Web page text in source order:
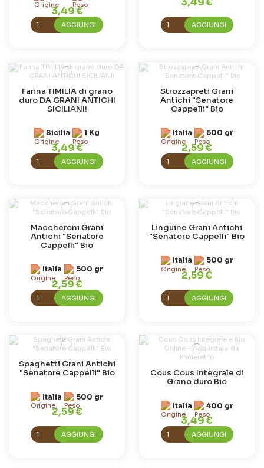
3,49 €
AGGIUNGI AGGIUNGI
Farina TIMILIA di grano
duro DA GRANI ANTICHI
SICILIANI!
Sicilia 1 Kg
3,49 €
AGGIUNGI
Strozzapreti Grani
Antichi "Senatore
Cappelli" Bio
Italia 500 gr
2,59 €
AGGIUNGI
Maccheroni Grani
Antichi "Senatore
Cappelli" Bio
Italia 500 gr
2,59 €
AGGIUNGI
Linguine Grani Antichi
"Senatore Cappelli" Bio
Italia 500 gr
2,59 €
AGGIUNGI
Spaghetti Grani Antichi
"Senatore Cappelli" Bio
Italia 500 gr
2,59 €
AGGIUNGI
Cous Cous Integrale di
Grano duro Bio
Italia 400 gr
3,49 €
AGGIUNGI